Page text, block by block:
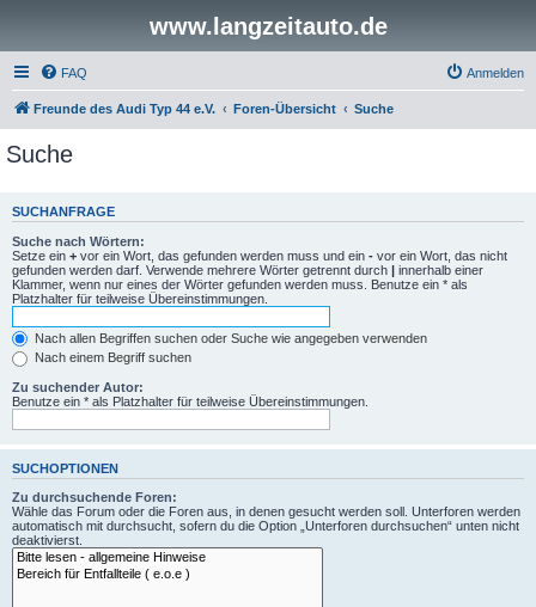
www.langzeitauto.de
FAQ Anmelden
Freunde des Audi Typ 44 e.V. Foren-Übersicht Suche
Suche
SUCHANFRAGE
Suche nach Wörtern:
Setze ein + vor ein Wort, das gefunden werden muss und ein - vor ein Wort, das nicht
gefunden werden darf. Verwende mehrere Wörter getrennt durch | innerhalb einer
Klammer, wenn nur eines der Wörter gefunden werden muss. Benutze ein * als
Platzhalter für teilweise Übereinstimmungen.
Nach allen Begriffen suchen oder Suche wie angegeben verwenden
Nach einem Begriff suchen
Zu suchender Autor:
Benutze ein * als Platzhalter für teilweise Übereinstimmungen.
SUCHOPTIONEN
Zu durchsuchende Foren:
Wähle das Forum oder die Foren aus, in denen gesucht werden soll. Unterforen werden
automatisch mit durchsucht, sofern du die Option „Unterforen durchsuchen“ unten nicht
deaktivierst.